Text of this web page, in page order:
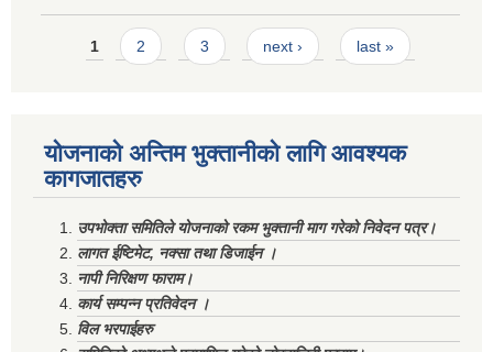
Pages
1 2 3 next › last »
योजनाको अन्तिम भुक्तानीको लागि आवश्यक
कागजातहरु
उपभोक्ता समितिले योजनाको रकम भुक्तानी माग गरेको निवेदन पत्र।
लागत ईष्टिमेट, नक्सा तथा डिजाईन ।
नापी निरिक्षण फाराम।
कार्य सम्पन्न प्रतिवेदन ।
विल भरपाईहरु